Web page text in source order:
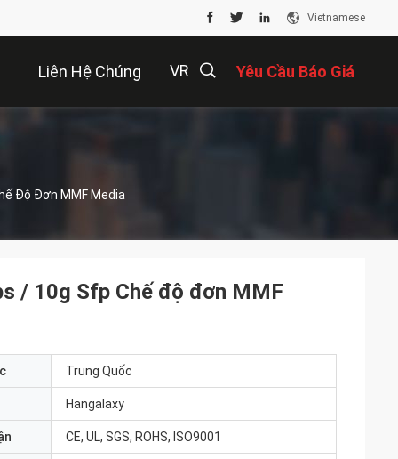
Vietnamese
Liên Hệ Chúng VR Yêu Cầu Báo Giá
Độ Đơn MMF Media
/ 10g Sfp Chế độ đơn MMF
Trung Quốc
Hangalaxy
CE, UL, SGS, ROHS, ISO9001